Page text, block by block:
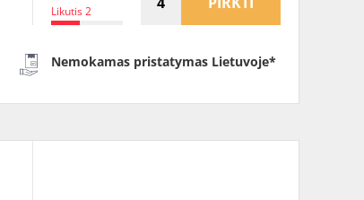
Likutis 2
Nemokamas pristatymas Lietuvoje*